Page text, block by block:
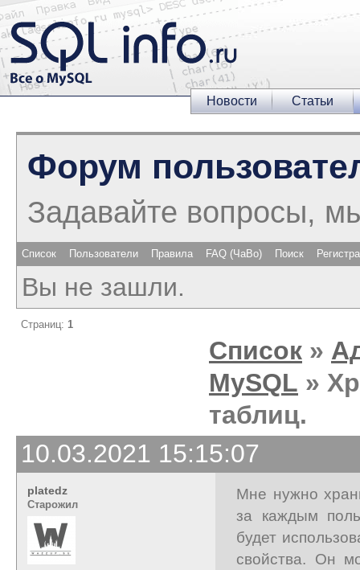
Новости Статьи
Форум
Задавайте вопросы,
Список Пользователи Правила FAQ (ЧаВо) Поиск
Вы не зашли.
Страниц: 1
Список »
MySQL »
таблиц.
10.03.2021 15:15:07
platedz
Старожил
Мне нужно
за каждым
будет
свойства. Он